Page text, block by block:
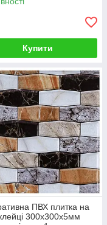
Купити
ПВХ плитка на
300х300х5мм